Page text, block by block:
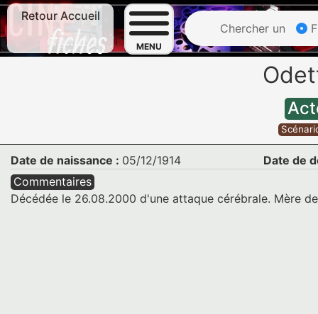
Retour Accueil
MENU
Chercher un
Date de naissance : 05/12/1914
Date de
Commentaires
Décédée le 26.08.2000 d'une attaque cérébrale. Mère